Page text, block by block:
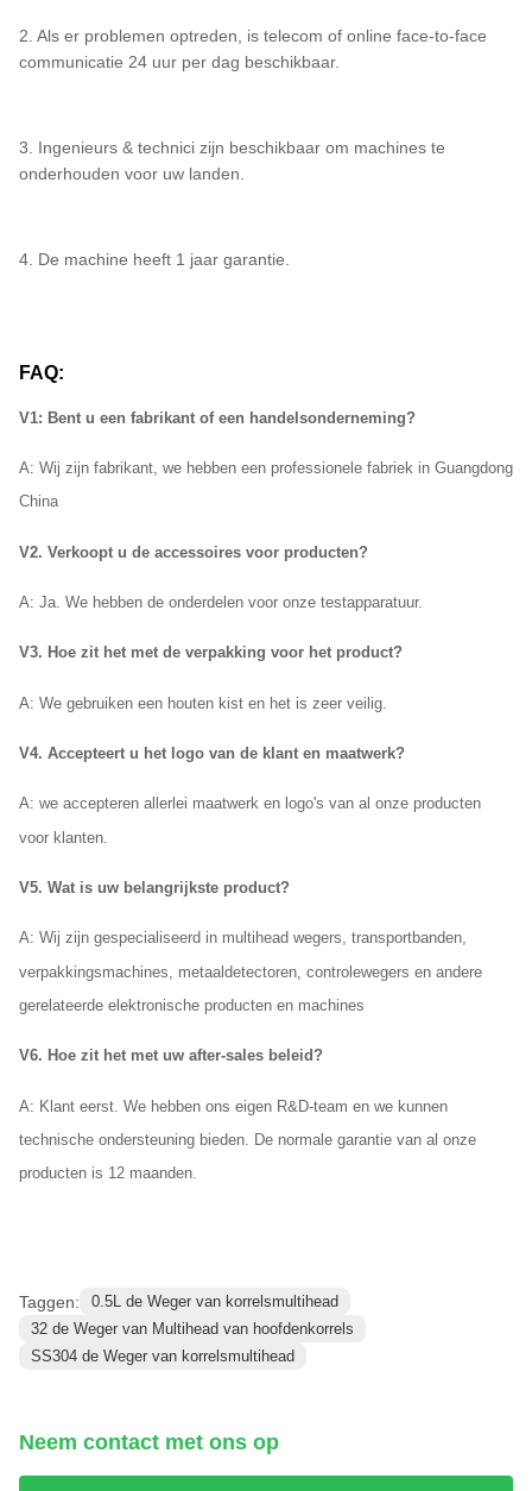
2. Als er problemen optreden, is telecom of online face-to-face
communicatie 24 uur per dag beschikbaar.
3. Ingenieurs & technici zijn beschikbaar om machines te
onderhouden voor uw landen.
4. De machine heeft 1 jaar garantie.
FAQ:
V1: Bent u een fabrikant of een handelsonderneming?
A: Wij zijn fabrikant, we hebben een professionele fabriek in Guangdong
China
V2. Verkoopt u de accessoires voor producten?
A: Ja. We hebben de onderdelen voor onze testapparatuur.
V3. Hoe zit het met de verpakking voor het product?
A: We gebruiken een houten kist en het is zeer veilig.
V4. Accepteert u het logo van de klant en maatwerk?
A: we accepteren allerlei maatwerk en logo's van al onze producten
voor klanten.
V5. Wat is uw belangrijkste product?
A: Wij zijn gespecialiseerd in multihead wegers, transportbanden,
verpakkingsmachines, metaaldetectoren, controlewegers en andere
gerelateerde elektronische producten en machines
V6. Hoe zit het met uw after-sales beleid?
A: Klant eerst. We hebben ons eigen R&D-team en we kunnen
technische ondersteuning bieden. De normale garantie van al onze
producten is 12 maanden.
Taggen:
0.5L de Weger van korrelsmultihead
32 de Weger van Multihead van hoofdenkorrels
SS304 de Weger van korrelsmultihead
Neem contact met ons op